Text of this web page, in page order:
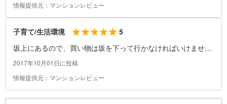
情報提供元：マンションレビュー
子育て/生活環境
5
坂上にあるので、買い物は坂を下って行かなければいけませ
ん。子供が小さいうちは、宅配を頼んだ方が楽です。
2017年10月01日に投稿
情報提供元：マンションレビュー